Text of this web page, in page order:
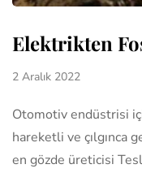
Elektrikten
2 Aralık 2022
Otomotiv endüstrisi
hareketli ve çılgınca
en gözde üreticisi